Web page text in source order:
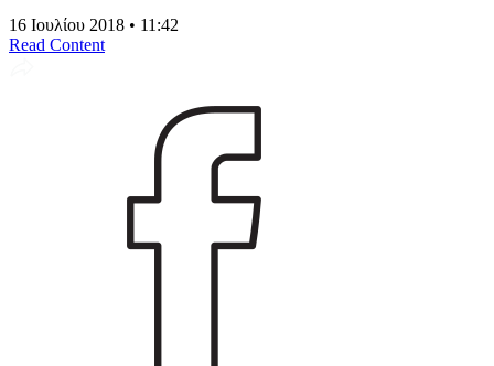
16 Ιουλίου 2018 • 11:42
Read Content